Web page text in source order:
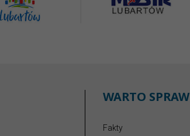
WARTO
Fakty